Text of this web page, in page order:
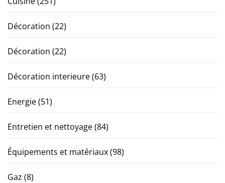
Décoration (22)
Décoration (22)
Décoration interieure(63)
Energie(51)
Entretien et nettoyage(84)
Équipements et matériaux(98)
Gaz (8)